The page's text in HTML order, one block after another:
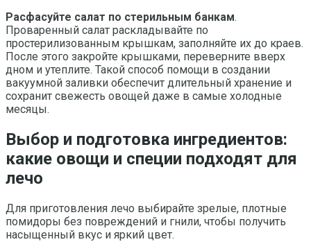
Расфасуйте салат по стерильным банкам.
Проваренный салат раскладывайте по
простерилизованным крышкам, заполняйте их до краев.
После этого закройте крышками, переверните вверх
дном и утеплите. Такой способ помощи в создании
вакуумной заливки обеспечит длительный хранение и
сохранит свежесть овощей даже в самые холодные
месяцы.
Выбор и подготовка ингредиентов:
какие овощи и специи подходят для
лечо
Для приготовления лечо выбирайте зрелые, плотные
помидоры без повреждений и гнили, чтобы получить
насыщенный вкус и яркий цвет.